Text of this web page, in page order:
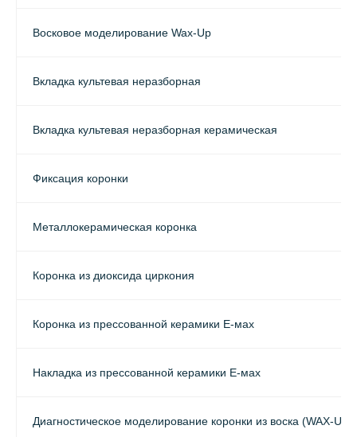
Восковое моделирование Wax-Up
Вкладка культевая неразборная
Вкладка культевая неразборная керамическая
Фиксация коронки
Металлокерамическая коронка
Коронка из диоксида циркония
Коронка из прессованной керамики E-мах
Накладка из прессованной керамики E-мах
Диагностическое моделирование коронки из воска (WAX-UP)